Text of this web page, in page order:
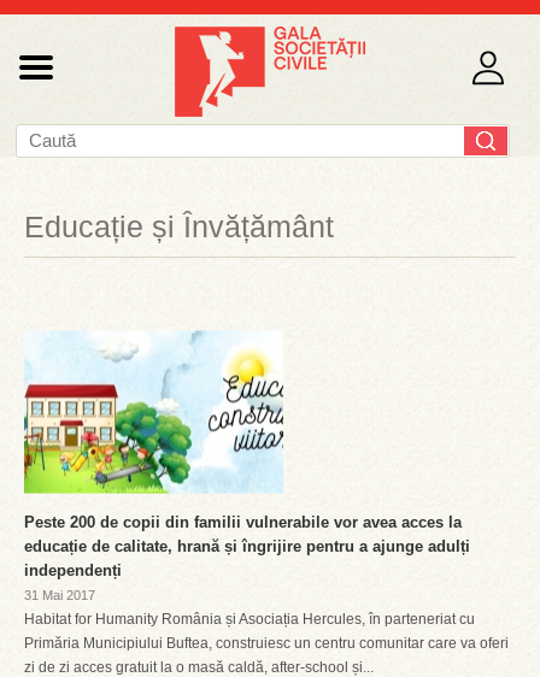
Educație și Învățământ
Peste 200 de copii din familii vulnerabile vor avea acces la
educație de calitate, hrană și îngrijire pentru a ajunge adulți
independenți
31 Mai 2017
Habitat for Humanity România și Asociația Hercules, în parteneriat cu
Primăria Municipiului Buftea, construiesc un centru comunitar care va oferi
zi de zi acces gratuit la o masă caldă, after-school și...